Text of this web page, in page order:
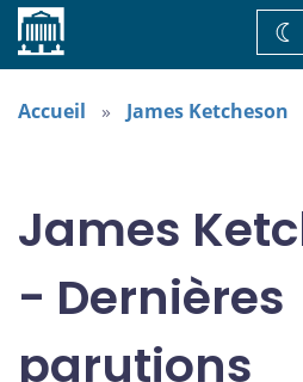
Accueil
de
Accueil James Ketcheson
James
- Dernières
parutions